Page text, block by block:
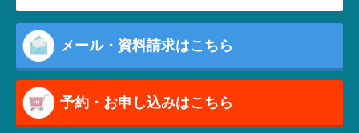
メール・資料請求はこちら
予約・お申し込みはこちら